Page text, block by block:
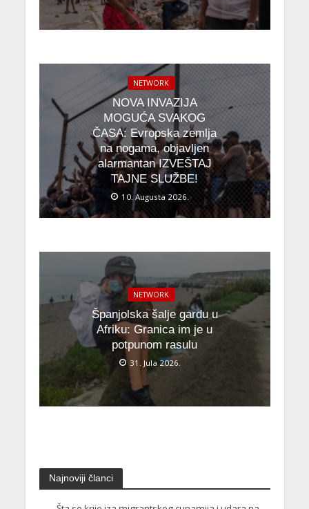
NETWORK
NOVA INVAZIJA
MOGUĆA SVAKOG
ČASA: Evropska zemlja
na nogama, objavljen
alarmantan IZVEŠTAJ
TAJNE SLUŽBE!
10. Augusta 2026.
NETWORK
Španjolska šalje gardu u
Afriku: Granica im je u
potpunom rasulu
31. Jula 2026.
Najnoviji članci